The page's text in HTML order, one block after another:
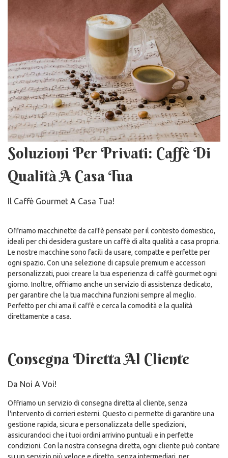
Soluzioni Per Privati: Caffè Di
Qualità A Casa Tua
Il Caffè Gourmet A Casa Tua!
Offriamo macchinette da caffè pensate per il contesto domestico,
ideali per chi desidera gustare un caffè di alta qualità a casa propria.
Le nostre macchine sono facili da usare, compatte e perfette per
ogni spazio. Con una selezione di capsule premium e accessori
personalizzati, puoi creare la tua esperienza di caffè gourmet ogni
giorno. Inoltre, offriamo anche un servizio di assistenza dedicato,
per garantire che la tua macchina funzioni sempre al meglio.
Perfetto per chi ama il caffè e cerca la comodità e la qualità
direttamente a casa.
Consegna Diretta Al Cliente
Da Noi A Voi!
Offriamo un servizio di consegna diretta al cliente, senza
l'intervento di corrieri esterni. Questo ci permette di garantire una
gestione rapida, sicura e personalizzata delle spedizioni,
assicurandoci che i tuoi ordini arrivino puntuali e in perfette
condizioni. Con la nostra consegna diretta, ogni cliente può contare